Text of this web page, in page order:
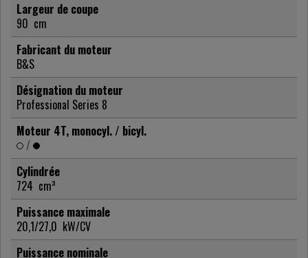
Largeur de coupe
90 cm
Fabricant du moteur
B&S
Désignation du moteur
Professional Series 8
Moteur 4T, monocyl. / bicyl.
/
Cylindrée
724 cm³
Puissance maximale
20,1/27,0 kW/CV
Puissance nominale